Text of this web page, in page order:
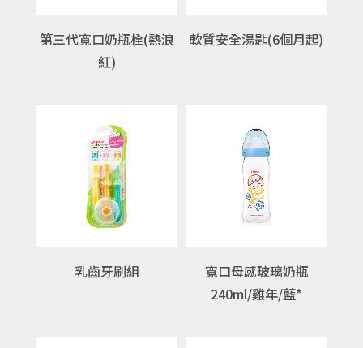
第三代寬口奶瓶栓(熱浪
紅)
軟質安全湯匙(6個月起)
乳齒牙刷組
寬口母感玻璃奶瓶
240ml/雞年/藍*